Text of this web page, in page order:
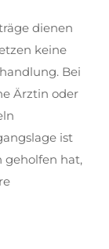
dienen
keine
Bei
Ärztin oder
ist
geholfen hat,